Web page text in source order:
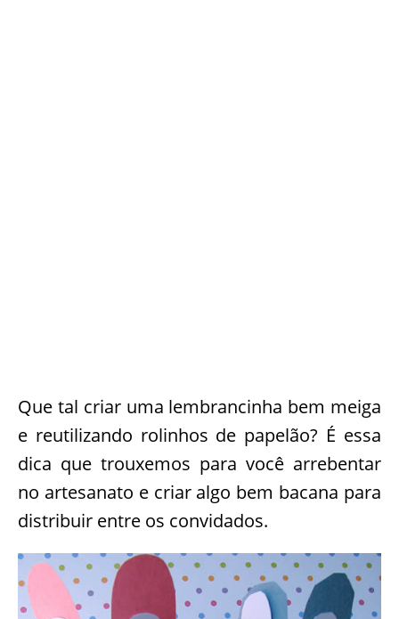
Que tal criar uma lembrancinha bem meiga
e reutilizando rolinhos de papelão? É essa
dica que trouxemos para você arrebentar
no artesanato e criar algo bem bacana para
distribuir entre os convidados.